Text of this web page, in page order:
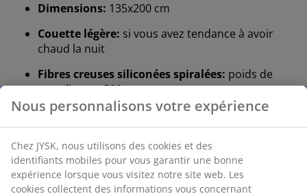
Dimensions: 135x200 cm
Couette légère: si vous avez tendance à avoir
chaud la nuit
Fibres creuses siliconées spiralées: poids de
remplissage 500 g
Tissu en polyester: doux et durable
Entretien:lavable à 60°C
OEKO-TEX®STANDARD 100:testée contre les
substances nocives.
Nous personnalisons votre expérience
Chez JYSK, nous utilisons des cookies et des
identifiants mobiles pour vous garantir une bonne
expérience lorsque vous visitez notre site web. Les
cookies collectent des informations vous concernant